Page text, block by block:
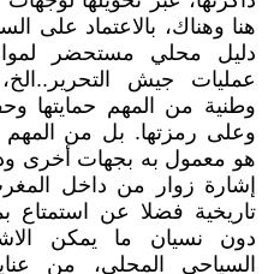
هنا وهناك، بالاعتماد على
دليل محلي مستحضر
عمليات جيش التحرير..الخ،
وطنية من المهم حمايتها
وعلى رمزتها. بل من المهم
هو معمول به بجهات أخرى
إشارة زوار من داخل
تاريخية فضلا عن استمتاع
دون نسيان ما يمكن
السياحي المحلي، من